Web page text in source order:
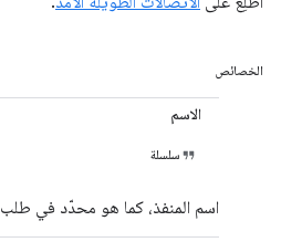
الخصائص
الاسم
سلسلة
اسم المنفذ، كما هو محدّد في طلب